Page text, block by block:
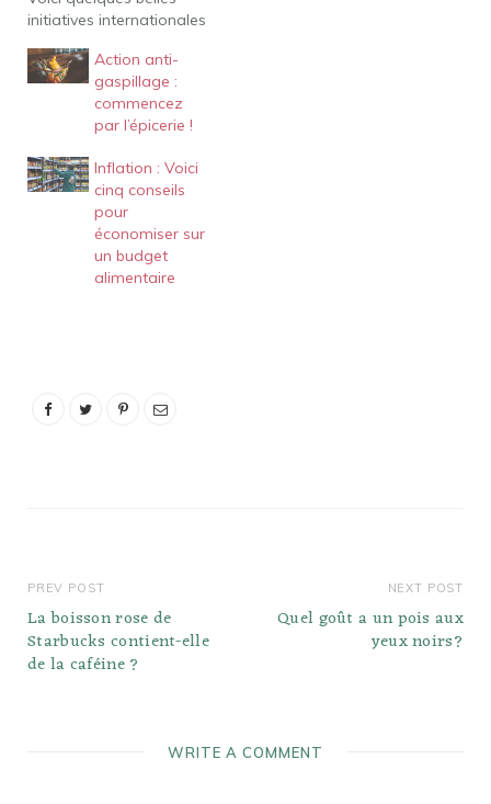
initiatives internationales
pouvons nous inspirer au
Québec! exister
Allemagne, une nouvelle
campagne
für die Tonne" (Trop bon
pour une poubelle) a été
lancée en mars 2012
pour donner aux citoyens
des trucs et…
Action anti-
gaspillage :
commencez
par l’épicerie !
Inflation : Voici
cinq conseils
pour
économiser sur
un budget
alimentaire
PREV POST
La boisson rose de
Starbucks contient-elle
de la caféine ?
NEXT POST
Quel goût a un pois aux
yeux noirs?
WRITE A COMMENT